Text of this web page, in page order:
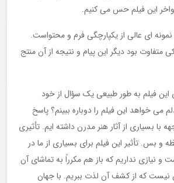
این فیلم حس می کنیم.
ای عالی از یکپارچگی فرم و محتواست.
متفاوت بود دیگر این پیام و نتیجه از آن منتج
این فیلم به طور طبیعی یک سؤال از خود
می خواهد این فیلم را دوباره ببینم؟ پاسخ
با بسیاری از آثار هنر مدرن داشته ایم. تأثیری
و بس. تأثیر این فیلم برای بسیاری از ما در
نیازی نداریم که باز هم مکرراً به تماشای آن
نیست که از کشف آن لذت ببریم. با جهان